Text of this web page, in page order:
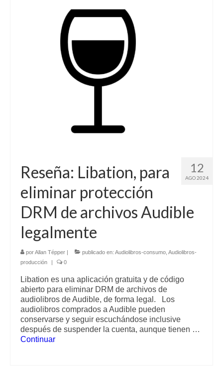
12
AGO 2024
Reseña: Libation, para
eliminar protección
DRM de archivos Audible
legalmente
porAllan Tépper publicado en: Audiolibros-consumo Audiolibros-
producción
0
Libation es una aplicación gratuita y de código
abierto para eliminar DRM de archivos de
audiolibros de Audible, de forma legal. Los
audiolibros comprados a Audible pueden
conservarse y seguir escuchándose inclusive
después de suspender la cuenta, aunque tienen …
Continuar